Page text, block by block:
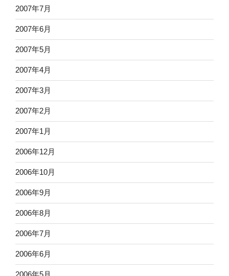
2007年7月
2007年6月
2007年5月
2007年4月
2007年3月
2007年2月
2007年1月
2006年12月
2006年10月
2006年9月
2006年8月
2006年7月
2006年6月